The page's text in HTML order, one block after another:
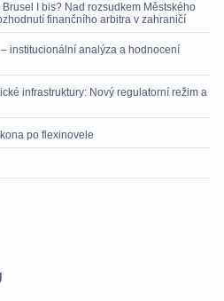
Brusel I bis? Nad rozsudkem Městského
finančního arbitra v zahraničí
institucionální analýza a hodnocení
infrastruktury: Nový regulatorní režim a
po flexinovele